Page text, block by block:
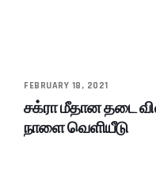
FEBRUARY 18, 2021
சக்ரா மீதான தடை
நாளை வெளியீடு